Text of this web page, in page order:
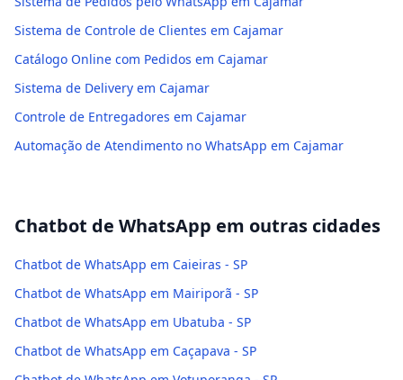
Sistema de Controle de Clientes em Cajamar
Catálogo Online com Pedidos em Cajamar
Sistema de Delivery em Cajamar
Controle de Entregadores em Cajamar
Automação de Atendimento no WhatsApp em Cajamar
Chatbot de WhatsApp em outras cidades
Chatbot de WhatsApp em Caieiras - SP
Chatbot de WhatsApp em Mairiporã - SP
Chatbot de WhatsApp em Ubatuba - SP
Chatbot de WhatsApp em Caçapava - SP